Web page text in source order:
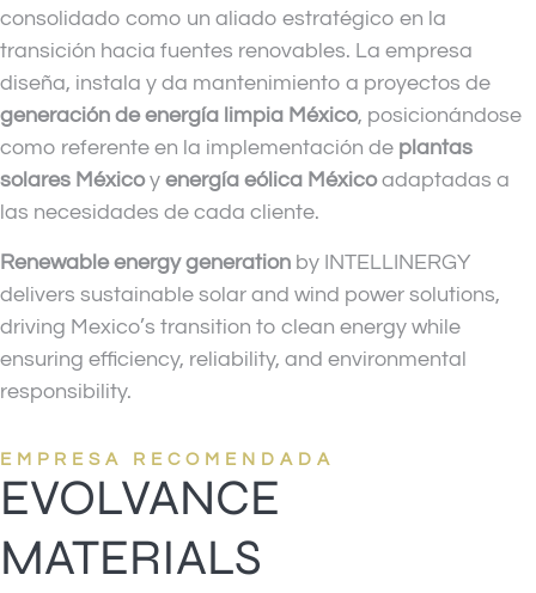
consolidado como un aliado estratégico en la
transición hacia fuentes renovables. La empresa
diseña, instala y da mantenimiento a proyectos de
generación de energía limpia México, posicionándose
como referente en la implementación de plantas
solares Méxicoy energía eólica Méxicoadaptadas a
las necesidades de cada cliente.
Renewable energy generation by INTELLINERGY
delivers sustainable solar and wind power solutions,
driving Mexico’s transition to clean energy while
ensuring efficiency, reliability, and environmental
responsibility.
EMPRESA RECOMENDADA
EVOLVANCE
MATERIALS